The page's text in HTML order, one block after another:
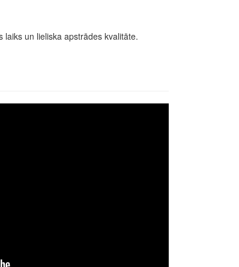
un lieliska apstrādes kvalitāte.